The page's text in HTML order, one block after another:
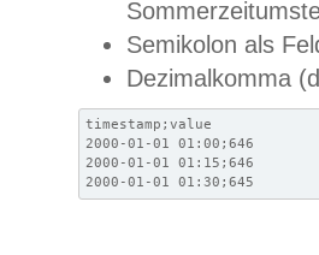
Semikolon als
Dezimalkomma
timestamp;value
2000-01-01 01:00;646
2000-01-01 01:15;646
2000-01-01 01:30;645